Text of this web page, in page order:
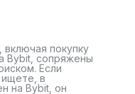
покупку
Bybit, сопряжены
Если
в
на Bybit, он